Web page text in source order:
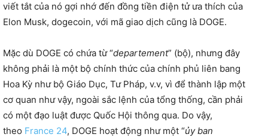
viết tắt của nó gợi nhớ đến đồng tiền điện tử ưa thích của
Elon Musk, dogecoin, với mã giao dịch cũng là DOGE.
Mặc dù DOGE có chứa từ “departement” (bộ), nhưng đây
không phải là một bộ chính thức của chính phủ liên bang
Hoa Kỳ như bộ Giáo Dục, Tư Pháp, v.v, vì để thành lập một
cơ quan như vậy, ngoài sắc lệnh của tổng thống, cần phải
có một đạo luật được Quốc Hội thông qua. Do vậy,
theo France 24, DOGE hoạt động như một “ủy ban